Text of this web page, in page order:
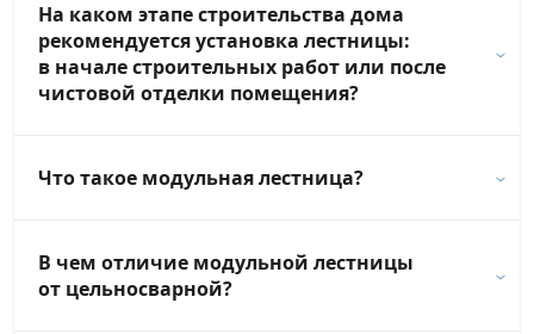
На каком этапе строительства дома
рекомендуется установка лестницы:
в начале строительных работ или после
чистовой отделки помещения?
Что такое модульная лестница?
В чем отличие модульной лестницы
от цельносварной?